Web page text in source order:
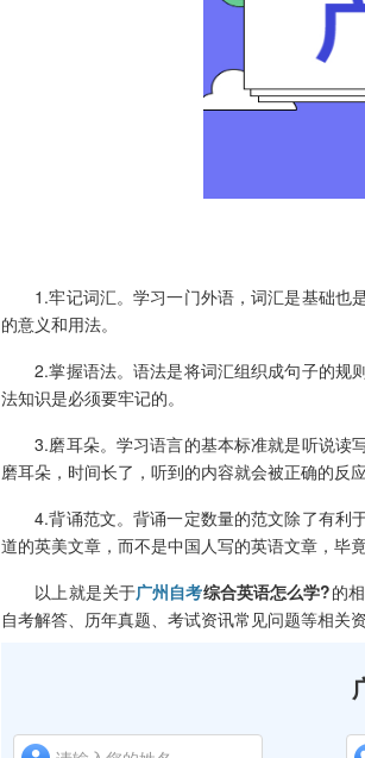
1.牢记词汇。学习一门外语，词汇是基础也
的意义和用法。
2.掌握语法。语法是将词汇组织成句子的规
法知识是必须要牢记的。
3.磨耳朵。学习语言的基本标准就是听说读
磨耳朵，时间长了，听到的内容就会被正确的反
4.背诵范文。背诵一定数量的范文除了有利
道的英美文章，而不是中国人写的英语文章，毕
以上就是关于广州自考综合英语怎么学?的
自考解答、历年真题、考试资讯常见问题等相关